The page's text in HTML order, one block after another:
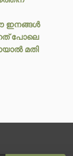
ഇനങ്ങൾ
പോലെ
മതി